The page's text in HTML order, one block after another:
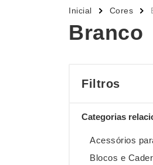
Acessórios p/
Bar e Bebidas
Bolsas
Brinquedos
Caixas de Som
Inicial Cores
Branco
Filtros
Categorias
Acessórios
Blocos e